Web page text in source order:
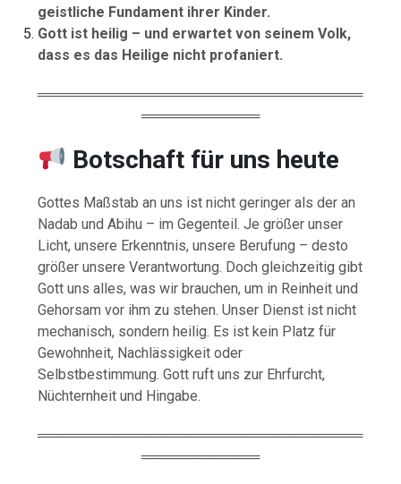
geistliche Fundament ihrer Kinder.
Gott ist heilig – und erwartet von seinem Volk,
dass es das Heilige nicht profaniert.
═════════════════════════════════
════════════
Botschaft für uns heute
Gottes Maßstab an uns ist nicht geringer als der an
Nadab und Abihu – im Gegenteil. Je größer unser
Licht, unsere Erkenntnis, unsere Berufung – desto
größer unsere Verantwortung. Doch gleichzeitig gibt
Gott uns alles, was wir brauchen, um in Reinheit und
Gehorsam vor ihm zu stehen. Unser Dienst ist nicht
mechanisch, sondern heilig. Es ist kein Platz für
Gewohnheit, Nachlässigkeit oder
Selbstbestimmung. Gott ruft uns zur Ehrfurcht,
Nüchternheit und Hingabe.
═════════════════════════════════
════════════